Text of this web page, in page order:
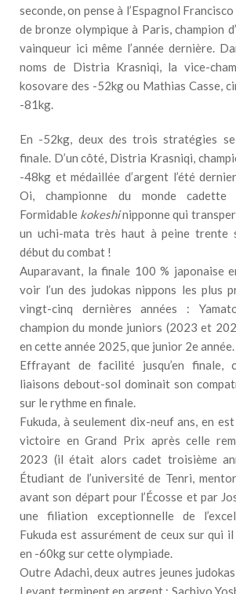
seconde, on pense à l’Espagnol
de bronze olympique à Paris, champion
vainqueur ici même l’année dernière.
noms de Distria Krasniqi, la vice-
kosovare des -52kg ou Mathias Casse,
-81kg.
En -52kg, deux des trois stratégies
finale. D’un côté, Distria Krasniqi,
-48kg et médaillée d’argent l’été
Oi, championne du monde
Formidable kokeshinipponne qui
un uchi-mata très haut à peine trente
début du combat !
Auparavant, la finale 100 % japonaise
voir l’un des judokas nippons les plus
vingt-cinq dernières années :
champion du monde juniors (2023 et
en cette année 2025, que junior 2e année.
Effrayant de facilité jusqu’en finale,
liaisons debout-sol dominait son
sur le rythme en finale.
Fukuda, à seulement dix-neuf ans, en
victoire en Grand Prix après celle
2023 (il était alors cadet troisième
Étudiant de l’université de Tenri,
avant son départ pour l’Écosse et par
une filiation exceptionnelle de
Fukuda est assurément de ceux sur qui
en -60kg sur cette olympiade.
Outre Adachi, deux autres jeunes
Levant terminent en argent : Sachiyo